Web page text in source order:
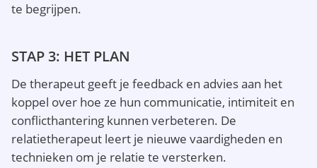
te begrijpen.
STAP 3: HET PLAN
De therapeut geeft je feedback en advies aan het
koppel over hoe ze hun communicatie, intimiteit en
conflicthantering kunnen verbeteren. De
relatietherapeut leert je nieuwe vaardigheden en
technieken om je relatie te versterken.